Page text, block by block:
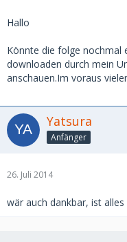
Hallo
Könnte die folge nochmal
downloaden durch mein
anschauen.Im voraus
Yatsura
Anfänger
26. Juli 2014
wär auch dankbar, ist